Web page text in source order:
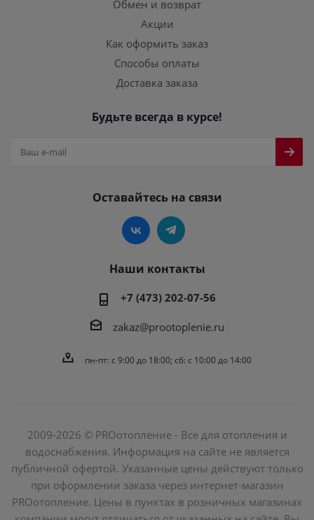
Обмен и возврат
Акции
Как оформить заказ
Способы оплаты
Доставка заказа
Будьте всегда в курсе!
Оставайтесь на связи
Наши контакты
+7 (473) 202-07-56
zakaz@prootoplenie.ru
пн-пт: c 9:00 до 18:00; сб: с 10:00 до 14:00
2009-2026 © PROотопление - Все для отопления и
водоснабжения. Информация на сайте не является
публичной офертой. Указанные цены действуют только
при оформлении заказа через интернет-магазин
PROотопление. Цены в пунктах в розничных магазинах